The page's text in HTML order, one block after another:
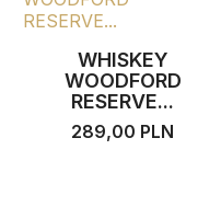
WHISKEY
WOODFORD
RESERVE...
289,00 PLN